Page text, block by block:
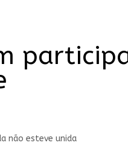
não esteve unida